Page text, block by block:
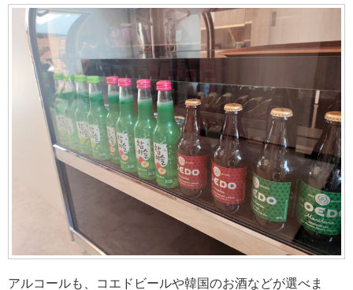
アルコールも、コエドビールや韓国のお酒などが選べま